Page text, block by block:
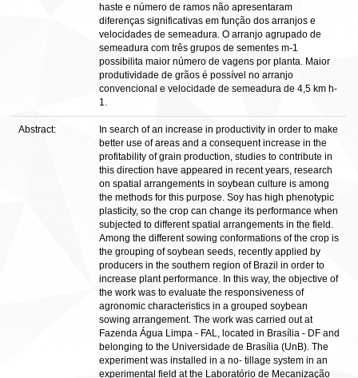
haste e número de ramos não apresentaram
diferenças significativas em função dos arranjos e
velocidades de semeadura. O arranjo agrupado de
semeadura com três grupos de sementes m-1
possibilita maior número de vagens por planta. Maior
produtividade de grãos é possível no arranjo
convencional e velocidade de semeadura de 4,5 km h-
1.
Abstract:
In search of an increase in productivity in order to make
better use of areas and a consequent increase in the
profitability of grain production, studies to contribute in
this direction have appeared in recent years, research
on spatial arrangements in soybean culture is among
the methods for this purpose. Soy has high phenotypic
plasticity, so the crop can change its performance when
subjected to different spatial arrangements in the field.
Among the different sowing conformations of the crop is
the grouping of soybean seeds, recently applied by
producers in the southern region of Brazil in order to
increase plant performance. In this way, the objective of
the work was to evaluate the responsiveness of
agronomic characteristics in a grouped soybean
sowing arrangement. The work was carried out at
Fazenda Água Limpa - FAL, located in Brasília - DF and
belonging to the Universidade de Brasília (UnB). The
experiment was installed in a no- tillage system in an
experimental field at the Laboratório de Mecanização